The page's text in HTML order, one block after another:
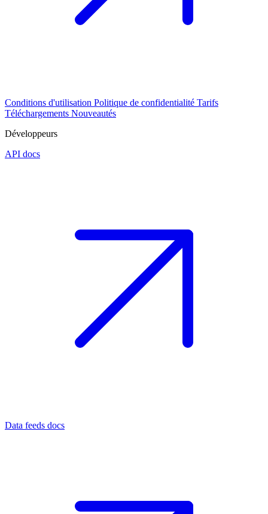
Conditions d'utilisation Politique de confidentialité Tarifs
Téléchargements Nouveautés
Développeurs
API docs
Data feeds docs